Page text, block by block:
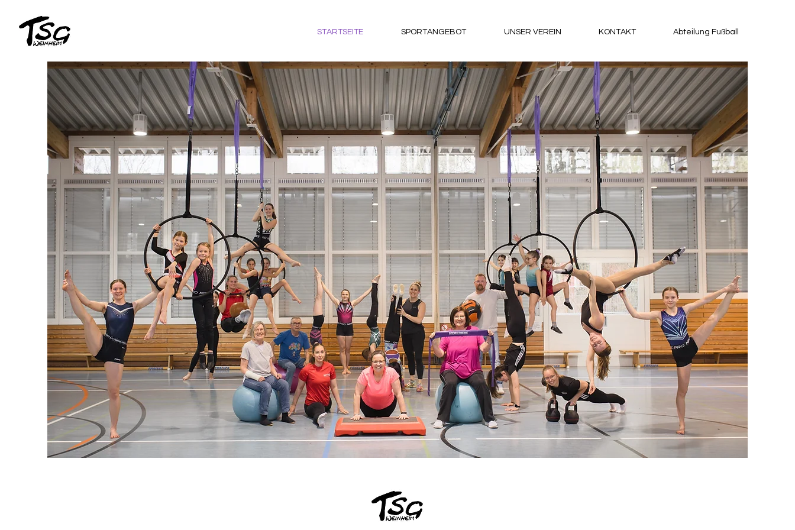
STARTSEITE SPORTANGEBOT UNSER VEREIN KONTAKT Abteilung Fußball